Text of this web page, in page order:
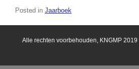
Posted in Jaarboek
Alle rechten voorbehouden, KNGMP 2019 |